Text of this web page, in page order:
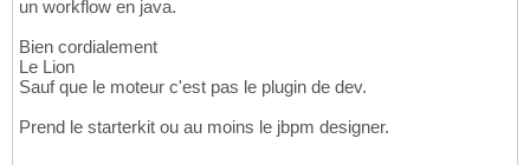
un workflow en java.
Bien cordialement
Le Lion
Sauf que le moteur c'est pas le plugin de dev.
Prend le starterkit ou au moins le jbpm designer.